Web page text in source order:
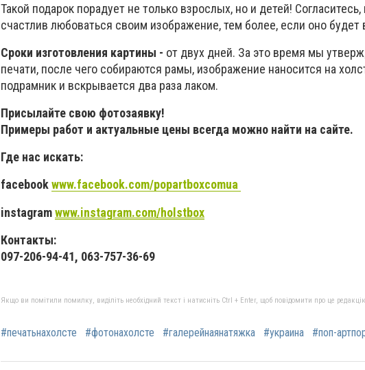
Такой подарок порадует не только взрослых, но и детей!
счастлив любоваться своим изображение, тем более, если оно будет
Сроки изготовления картины - от двух дней. За это время мы
печати, после чего собираются рамы, изображение наносится на
подрамник и вскрывается два раза лаком.
Присылайте свою фотозаявку!
Примеры работ и актуальные цены всегда можно найти на сайте.
Где нас искать:
facebookwww.facebook.com/popartboxcomua
instagramwww.instagram.com/holstbox
Контакты:
097-206-94-41, 063-757-36-69
Якщо ви помітили помилку, виділіть необхідний текст і натисніть Ctrl + Enter, щоб повідомити про це
#печатьнахолсте #фотонахолсте #галерейнаянатяжка #украина #поп-